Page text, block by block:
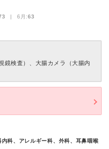
| 6月:63
鏡検査）、大腸カメラ（大腸内
科、アレルギー科、外科、耳鼻咽喉